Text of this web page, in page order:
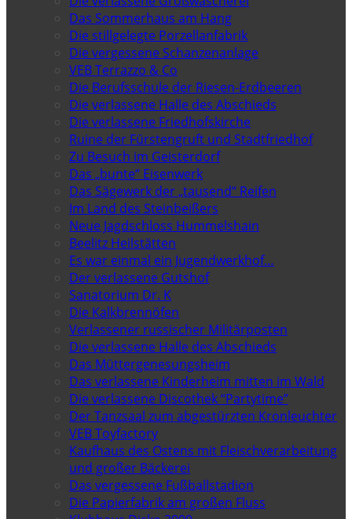
Das Sommerhaus am Hang
Die stillgelegte Porzellanfabrik
Die vergessene Schanzenanlage
VEB Terrazzo & Co
Die Berufsschule der Riesen-Erdbeeren
Die verlassene Halle des Abschieds
Die verlassene Friedhofskirche
Ruine der Fürstengruft und Stadtfriedhof
Zu Besuch im Geisterdorf
Das „bunte“ Eisenwerk
Das Sägewerk der „tausend“ Reifen
Im Land des Steinbeißers
Neue Jagdschloss Hummelshain
Beelitz Heilstätten
Es war einmal ein Jugendwerkhof…
Der verlassene Gutshof
Sanatorium Dr. K
Die Kalkbrennöfen
Verlassener russischer Militärposten
Die verlassene Halle des Abschieds
Das Müttergenesungsheim
Das verlassene Kinderheim mitten im Wald
Die verlassene Discothek “Partytime”
Der Tanzsaal zum abgestürzten Kronleuchter
VEB Toyfactory
Kaufhaus des Ostens mit Fleischverarbeitung
und großer Bäckerei
Das vergessene Fußballstadion
Die Papierfabrik am großen Fluss